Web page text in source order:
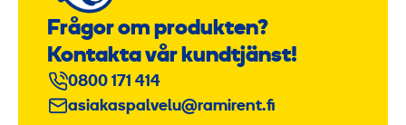
Frågor om produkten?
Kontakta vår kundtjänst!
0800 171 414
asiakaspalvelu@ramirent.fi